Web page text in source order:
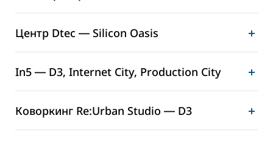
Центр Dtec ― Silicon Oasis
In5 ― D3, Internet City, Production City
Коворкинг Re:Urban Studio ― D3